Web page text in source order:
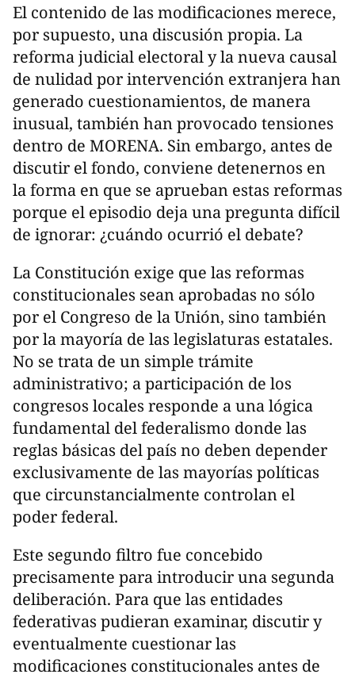
El contenido de las modificaciones merece,
por supuesto, una discusión propia. La
reforma judicial electoral y la nueva causal
de nulidad por intervención extranjera han
generado cuestionamientos, de manera
inusual, también han provocado tensiones
dentro de MORENA. Sin embargo, antes de
discutir el fondo, conviene detenernos en
la forma en que se aprueban estas reformas
porque el episodio deja una pregunta difícil
de ignorar: ¿cuándo ocurrió el debate?
La Constitución exige que las reformas
constitucionales sean aprobadas no sólo
por el Congreso de la Unión, sino también
por la mayoría de las legislaturas estatales.
No se trata de un simple trámite
administrativo; a participación de los
congresos locales responde a una lógica
fundamental del federalismo donde las
reglas básicas del país no deben depender
exclusivamente de las mayorías políticas
que circunstancialmente controlan el
poder federal.
Este segundo filtro fue concebido
precisamente para introducir una segunda
deliberación. Para que las entidades
federativas pudieran examinar, discutir y
eventualmente cuestionar las
modificaciones constitucionales antes de